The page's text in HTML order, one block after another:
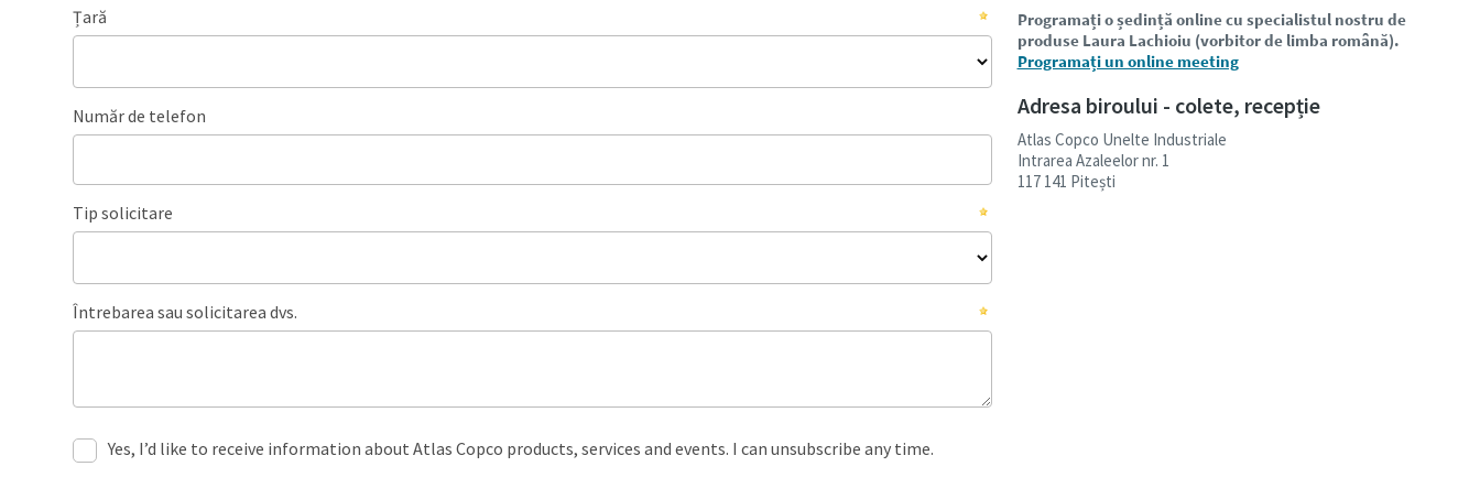
Programați o ședință online cu specialistul nostru de
produse Laura Lachioiu (vorbitor de limba română).
Programați un online meeting
Adresa biroului - colete, recepție
Atlas Copco Unelte Industriale
Intrarea Azaleelor nr. 1
117 141 Pitești